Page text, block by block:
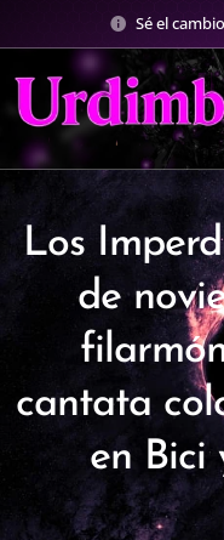
Sé el
Los
de
cantata
en Bici